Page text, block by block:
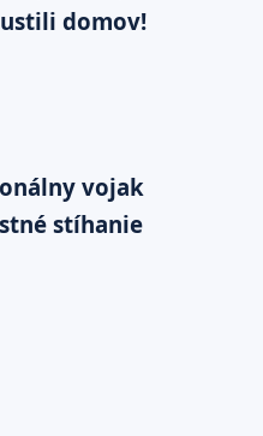
domov!
vojak
stíhanie